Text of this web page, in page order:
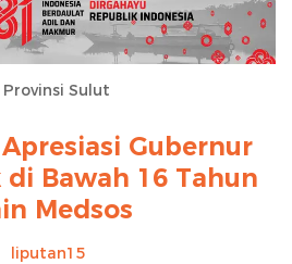
Provinsi Sulut
Gubernur
di Bawah 16 Tahun
Medsos
liputan15